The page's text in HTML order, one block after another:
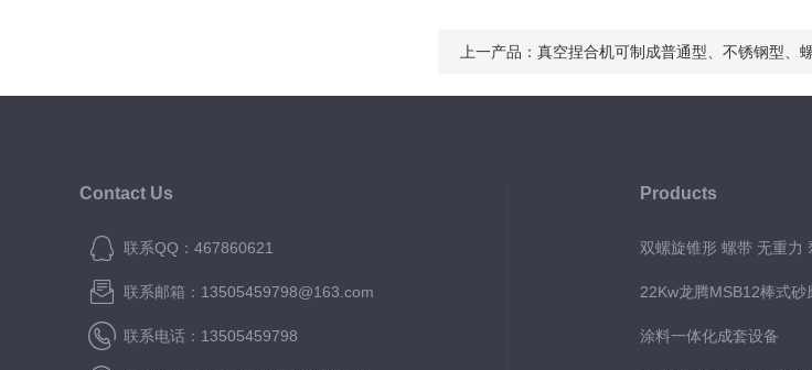
上一产品： 真空捏合机可制成普通型、不锈钢型、
Contact Us
联系QQ：467860621
联系邮箱：13505459798@163.com
联系电话：13505459798
Products
双螺旋锥形 螺带 无重力
22Kw龙腾MSB12棒式
涂料一体化成套设备